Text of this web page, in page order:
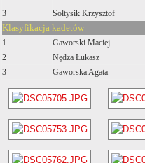
3
Sołtysik Krzysztof
Klasyfikacja kadetów
1 Gaworski Maciej
2
Nędza Łukasz
3
Gaworska Agata